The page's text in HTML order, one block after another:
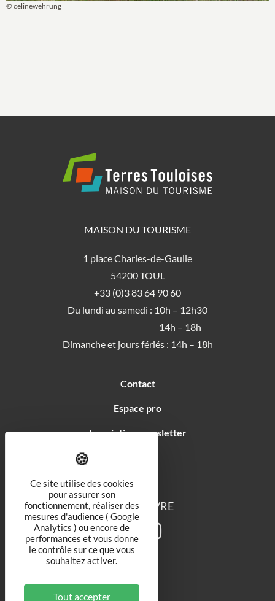
© celinewehrung
MAISON DU TOURISME
1 place Charles-de-Gaulle
54200 TOUL
+33 (0)3 83 64 90 60
Du lundi au samedi : 10h – 12h30
14h – 18h
Dimanche et jours fériés : 14h – 18h
Contact
Espace pro
Inscription newsletter
NOUS SUIVRE
Ce site utilise des cookies
pour assurer son
fonctionnement, réaliser des
mesures d'audience ( Google
Analytics ) ou encore de
performances et vous donne
le contrôle sur ce que vous
souhaitez activer.
Tout accepter